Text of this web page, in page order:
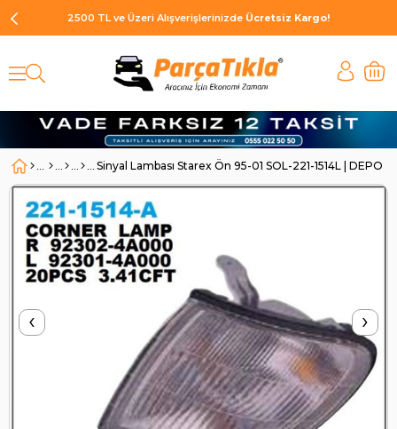
2500 TL ve Üzeri Alışverişlerinizde Ücretsiz Kargo!
Sinyal Lambası Starex Ön 95-01 SOL-221-1514L | DEPO
‹ ›